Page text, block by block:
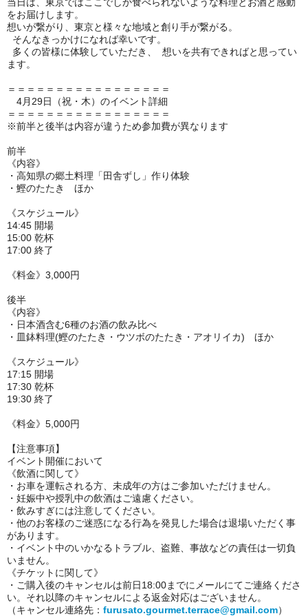
をお届けします。
想いが繋がり、東京と様々な地域と創り手が繋がる。
そんなきっかけになれば幸いです。
多くの皆様に体験していただき、 想いを共有できればと思ってい
ます。
＝＝＝＝＝＝＝＝＝＝＝＝＝＝＝＝＝
4月29日（祝・木）のイベント詳細
＝＝＝＝＝＝＝＝＝＝＝＝＝＝＝＝＝
※前半と後半は内容が違うため参加費が異なります
前半
《内容》
・高知県の郷土料理「田舎ずし」作り体験
・鰹のたたき ほか
《スケジュール》
14:45 開場
15:00 乾杯
17:00 終了
《料金》 3,000円
後半
《内容》
・日本酒含む6種のお酒の飲み比べ
・皿鉢料理(鰹のたたき・ウツボのたたき・アオリイカ) ほか
《スケジュール》
17:15 開場
17:30 乾杯
19:30 終了
《料金》 5,000円
【注意事項】
イベント開催において
《飲酒に関して》
・お車を運転される方、未成年の方はご参加いただけません。
・妊娠中や授乳中の飲酒はご遠慮ください。
・飲みすぎには注意してください。
・他のお客様のご迷惑になる行為を発見した場合は退場いただく事
があります。
・イベント中のいかなるトラブル、盗難、事故などの責任は一切負
いません。
《チケットに関して》
・ご購入後のキャンセルは前日18:00までにメールにてご連絡くださ
い。それ以降のキャンセルによる返金対応はございません。
（キャンセル連絡先 ： furusato.gourmet.terrace@gmail.com）